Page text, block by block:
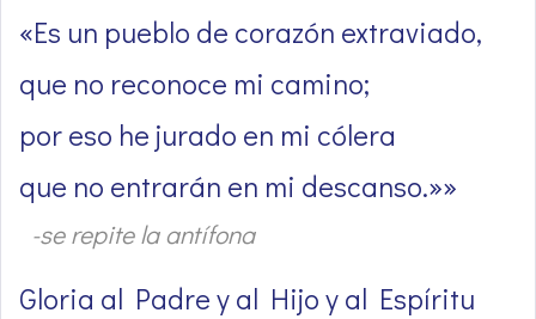
«Es un pueblo de corazón extraviado,
que no reconoce mi camino;
por eso he jurado en mi cólera
que no entrarán en mi descanso.»»
-se repite la antífona
Gloria al Padre y al Hijo y al Espíritu